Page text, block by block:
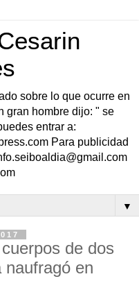
sobre lo que ocurre en
gran hombre dijo: " se
entrar a:
Para publicidad
▼
de dos
naufragó en